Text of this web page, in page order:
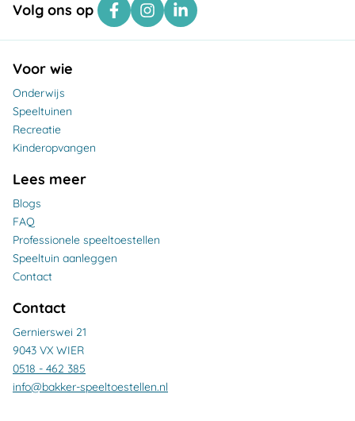
Volg ons op
Voor wie
Onderwijs
Speeltuinen
Recreatie
Kinderopvangen
Lees meer
Blogs
FAQ
Professionele speeltoestellen
Speeltuin aanleggen
Contact
Contact
Gernierswei 21
9043 VX WIER
0518 - 462 385
info@bakker-speeltoestellen.nl